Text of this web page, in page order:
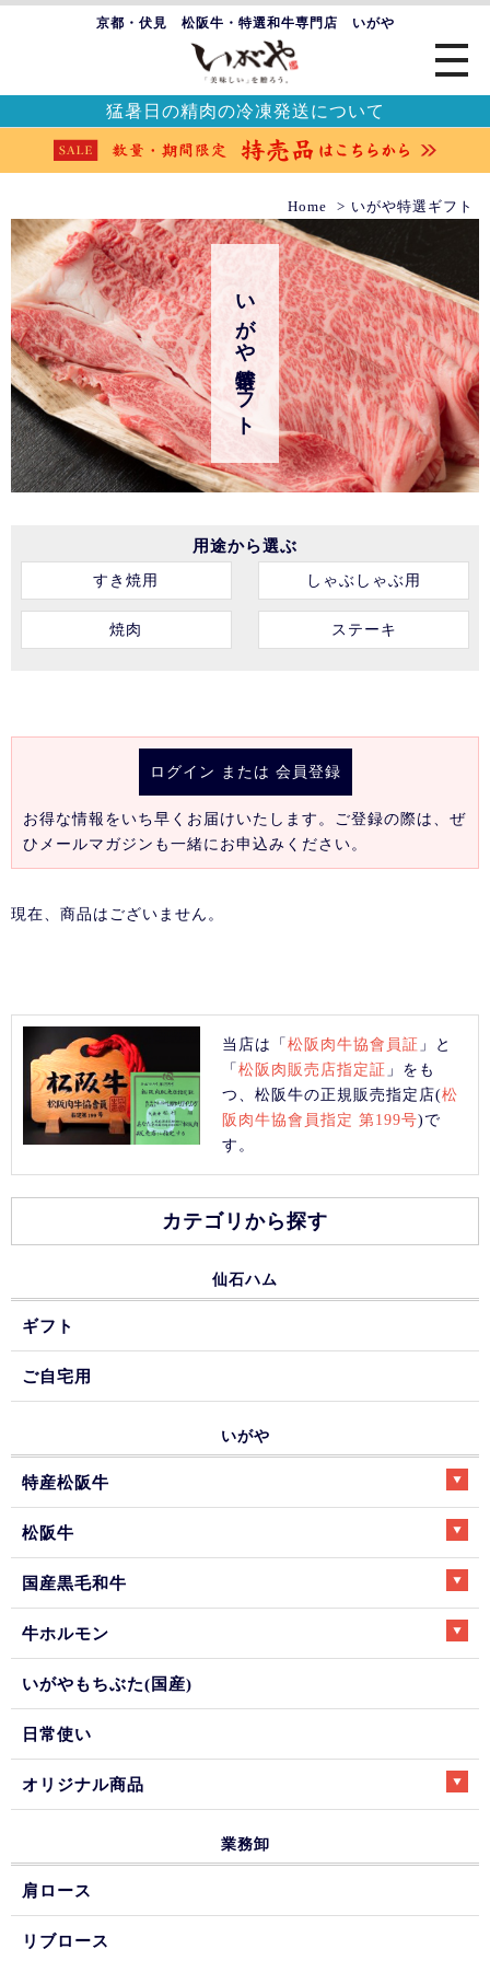
京都・伏見 松阪牛・特選和牛専門店 いがや
猛暑日の精肉の冷凍発送について
Home いがや特選ギフト
いがや特選ギフト
用途から選ぶ
すき焼用
しゃぶしゃぶ用
焼肉 ステーキ
ログイン または 会員登録
お得な情報をいち早くお届けいたします。ご登録の際は、ぜ
ひメールマガジンも一緒にお申込みください。
現在、商品はございません。
当店は「松阪肉牛協會員証 」と
「松阪肉販売店指定証 」をも
つ、松阪牛の正規販売指定店(松
阪肉牛協會員指定 第199号)で
す。
カテゴリから探す
仙石ハム
ギフト
ご自宅用
いがや
特産松阪牛
松阪牛
国産黒毛和牛
牛ホルモン
いがやもちぶた(国産)
日常使い
オリジナル商品
業務卸
肩ロース
リブロース